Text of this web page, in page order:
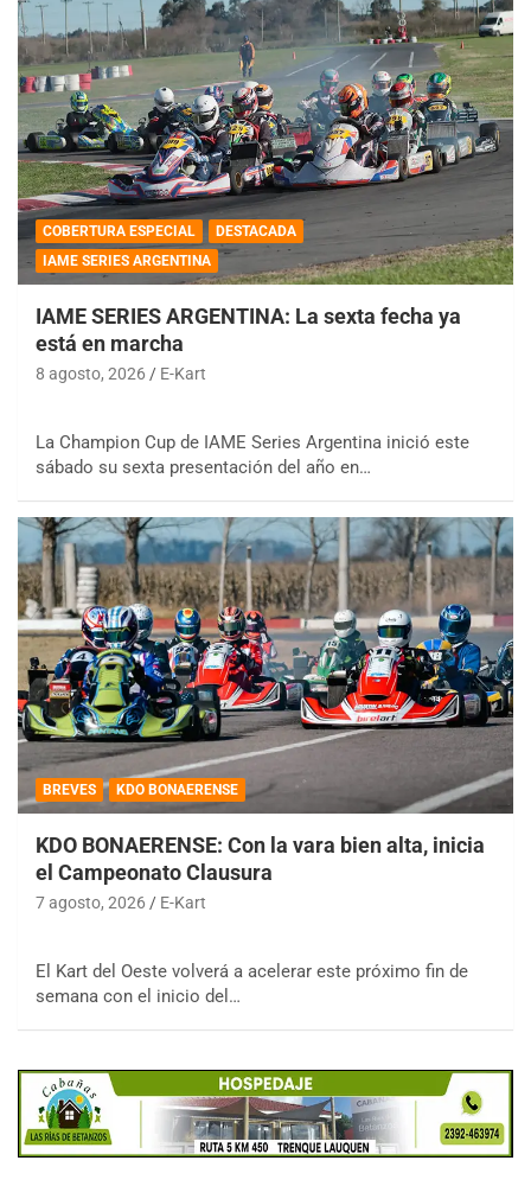
COBERTURA ESPECIAL
DESTACADA
IAME SERIES ARGENTINA
IAME SERIES ARGENTINA: La sexta fecha ya
está en marcha
8 agosto, 2026 E-Kart
La Champion Cup de IAME Series Argentina inició este
sábado su sexta presentación del año en…
BREVES KDO BONAERENSE
KDO BONAERENSE: Con la vara bien alta, inicia
el Campeonato Clausura
7 agosto, 2026 E-Kart
El Kart del Oeste volverá a acelerar este próximo fin de
semana con el inicio del…